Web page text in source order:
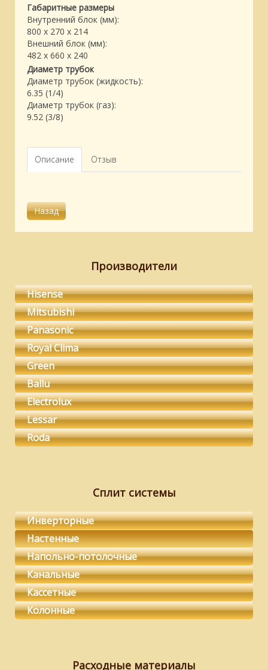
Габаритные размеры
Внутренний блок (мм):
800 x 270 x 214
Внешний блок (мм):
482 x 660 x 240
Диаметр трубок
Диаметр трубок (жидкость):
6.35 (1/4)
Диаметр трубок (газ):
9.52 (3/8)
Описание Отзыв
Производители
Hisense
Mitsubishi
Panasonic
Royal Clima
Green
Ballu
Electrolux
Lessar
Roda
Сплит системы
Инверторные
Настенные
Напольно-потолочные
Канальные
Кассетные
Колонные
Расходные материалы